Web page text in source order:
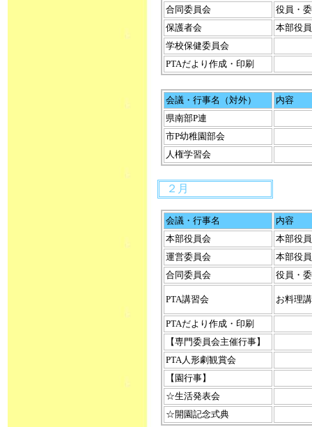
合同委員会
役員・
保護者会
本部役
学校保健委員会
PTAだより作成・印刷
会議・行事名（対外）
内容
県南部P連
市P幼稚園部会
人権学習会
２月
会議・行事名
内容
本部役員会
本部役
運営委員会
本部役
合同委員会
役員・
PTA講習会 お料理
PTAだより作成・印刷
【専門委員会主催行事】
PTA人形劇観賞会
【園行事】
☆生活発表会
☆開園記念式典